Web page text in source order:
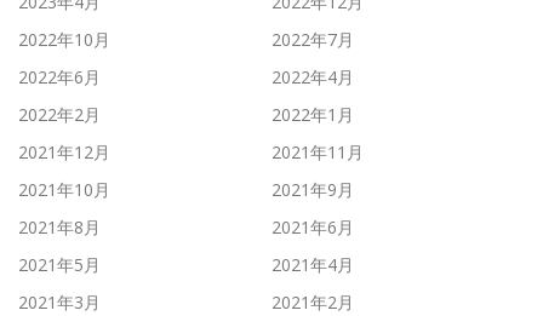
2022年10月
2022年7月
2022年6月
2022年4月
2022年2月
2022年1月
2021年12月
2021年11月
2021年10月
2021年9月
2021年8月
2021年6月
2021年5月
2021年4月
2021年3月
2021年2月